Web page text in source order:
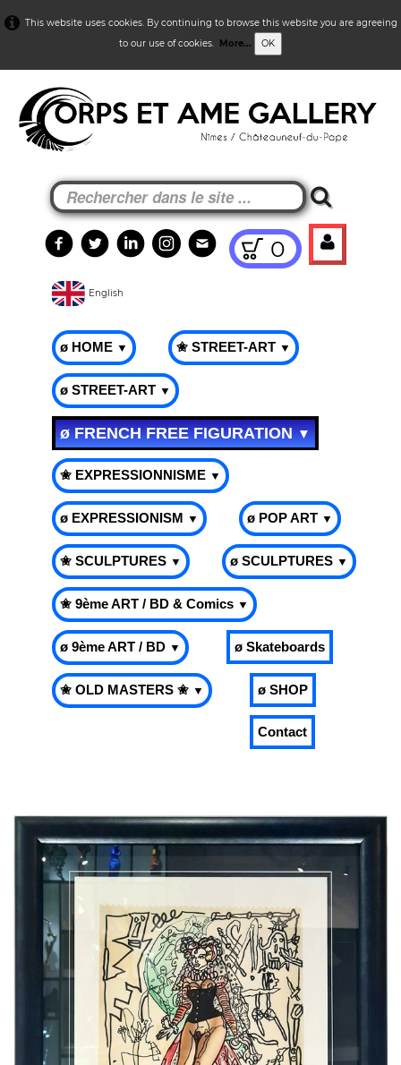
This website uses cookies. By continuing to browse this website you are agreeing
to our use of cookies. More... OK
0
English
ø HOME ▼ ✬ STREET-ART ▼
ø STREET-ART ▼
ø FRENCH FREE FIGURATION▼
✬ EXPRESSIONNISME ▼
ø EXPRESSIONISM ▼ ø POP ART ▼
✬ SCULPTURES ▼ ø SCULPTURES ▼
✬ 9ème ART / BD & Comics ▼
ø 9ème ART / BD ▼ ø Skateboards
✬ OLD MASTERS ✬ ▼ ø SHOP
Contact